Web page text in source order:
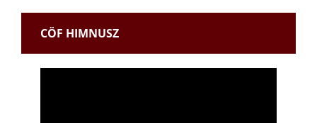
CÖF HIMNUSZ